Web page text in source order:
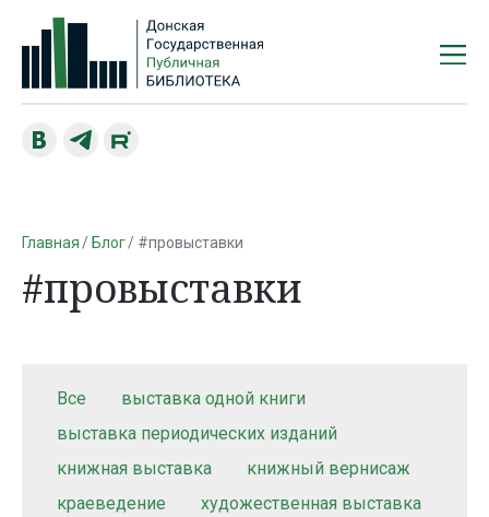
Главная Блог #провыставки
#провыставки
Все
выставка одной книги
выставка периодических изданий
книжная выставка
книжный вернисаж
краеведение
художественная выставка